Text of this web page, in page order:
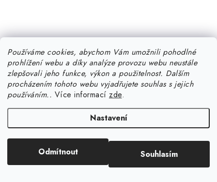
Používáme cookies, abychom Vám umožnili pohodlné
prohlížení webu a díky analýze provozu webu neustále
zlepšovali jeho funkce, výkon a použitelnost. Dalším
procházením tohoto webu vyjadřujete souhlas s jejich
používáním.. Více informací zde.
Nastavení
Odmítnout Souhlasím